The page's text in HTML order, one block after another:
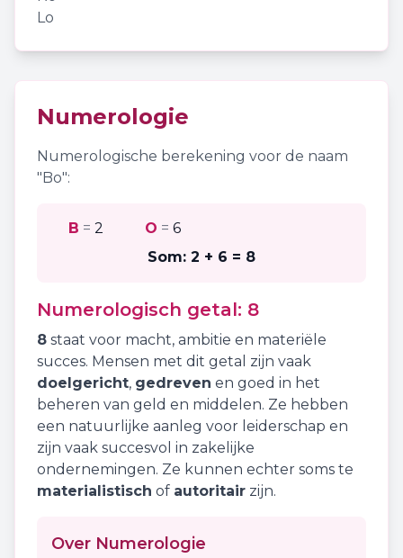
Lo
Numerologie
Numerologische berekening voor de naam
"Bo":
B =2 O =6
Som: 2 + 6 = 8
Numerologisch getal: 8
8 staat voor macht, ambitie en materiële
succes. Mensen met dit getal zijn vaak
doelgericht, gedreven en goed in het
beheren van geld en middelen. Ze hebben
een natuurlijke aanleg voor leiderschap en
zijn vaak succesvol in zakelijke
ondernemingen. Ze kunnen echter soms te
materialistisch of autoritair zijn.
Over Numerologie